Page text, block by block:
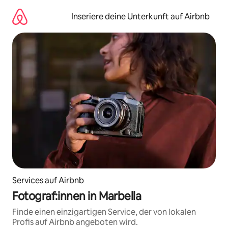
Inhalten
springen
Inseriere deine Unterkunft auf Airbnb
Services auf Airbnb
Fotograf:innen in Marbella
Finde einen einzigartigen Service, der von lokalen
Profis auf Airbnb angeboten wird.